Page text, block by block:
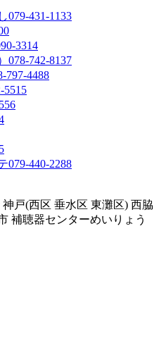
079-431-1133
3314
078-742-8137
797-4488
5515
079-440-2288
戸(西区 垂水区 東灘区) 西脇
補聴器センターめいりょう